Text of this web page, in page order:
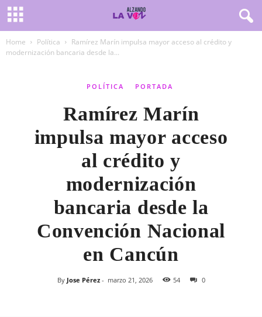
Home Política
Ramírez Marín impulsa mayor acceso al crédito y
modernización bancaria desde la...
POLÍTICA PORTADA
Ramírez Marín
impulsa mayor acceso
al crédito y
modernización
bancaria desde la
Convención Nacional
en Cancún
By Jose Pérez- marzo 21, 2026 54 0